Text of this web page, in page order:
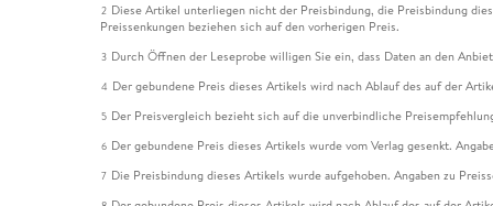
2 Diese Artikel unterliegen nicht der Preisbindung, die Preisbindung
Preissenkungen beziehen sich auf den vorherigen Preis.
3 Durch Öffnen der Leseprobe willigen Sie ein, dass Daten an den
4 Der gebundene Preis dieses Artikels wird nach Ablauf des auf der
5 Der Preisvergleich bezieht sich auf die unverbindliche
6 Der gebundene Preis dieses Artikels wurde vom Verlag gesenkt.
7 Die Preisbindung dieses Artikels wurde aufgehoben. Angaben zu